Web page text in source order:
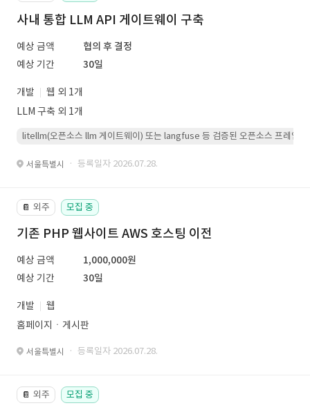
사내 통합 LLM API 게이트웨이 구축
예상 금액
협의 후 결정
예상 기간
30일
개발
웹 외 1개
LLM 구축 외 1개
litellm(오픈소스 llm 게이트웨이) 또는 langfuse 등 검증된 오픈소스 프레임워
서울특별시 · 등록일자 2026.07.28.
📔 외주 모집 중
기존 PHP 웹사이트 AWS 호스팅 이전
예상 금액
1,000,000원
예상 기간
30일
개발
웹
홈페이지ㆍ게시판
서울특별시 · 등록일자 2026.07.28.
📔 외주 모집 중